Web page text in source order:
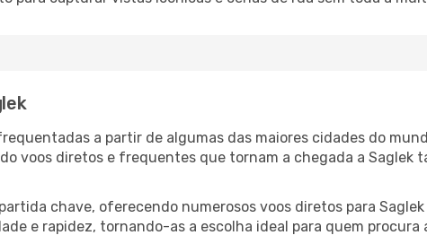
a partir de algumas das maiores cidades do
voos diretos e frequentes que tornam a chegada a Saglek
chave, oferecendo numerosos voos diretos para
e rapidez, tornando-as a escolha ideal para quem procura